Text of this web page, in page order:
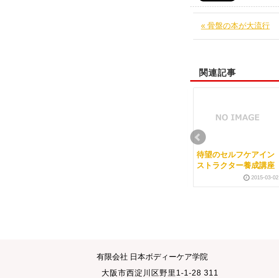
« 骨盤の本が大流行
関連記事
待望のセルフケアイン
ストラクター養成講座
2015-03-02
大阪でも新たな一歩始
有限会社 日本ボディーケア学院
大阪市西淀川区野里1-1-28 311